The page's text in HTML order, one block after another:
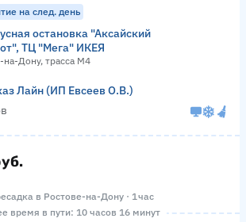
на след. день
остановка "Аксайский
ТЦ "Мега" ИКЕЯ
на-Дону, трасса М4
Лайн (ИП Евсеев О.В.)
в Ростове-на-Дону · 1 час
время в пути: 10 часов 16 минут